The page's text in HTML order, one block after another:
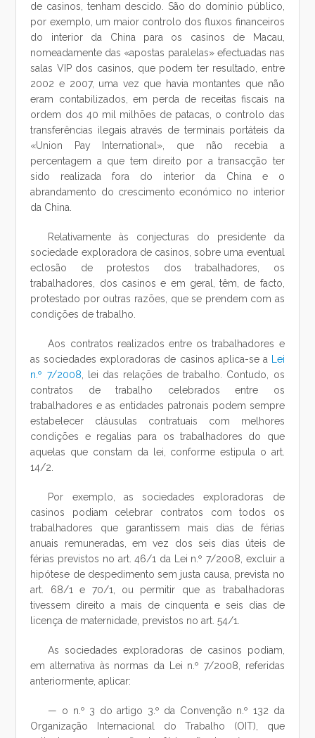
de casinos, tenham descido. São do domínio público,
por exemplo, um maior controlo dos fluxos financeiros
do interior da China para os casinos de Macau,
nomeadamente das «apostas paralelas» efectuadas nas
salas VIP dos casinos, que podem ter resultado, entre
2002 e 2007, uma vez que havia montantes que não
eram contabilizados, em perda de receitas fiscais na
ordem dos 40 mil milhões de patacas, o controlo das
transferências ilegais através de terminais portáteis da
«Union Pay International», que não recebia a
percentagem a que tem direito por a transacção ter
sido realizada fora do interior da China e o
abrandamento do crescimento económico no interior
da China.
Relativamente às conjecturas do presidente da
sociedade exploradora de casinos, sobre uma eventual
eclosão de protestos dos trabalhadores, os
trabalhadores, dos casinos e em geral, têm, de facto,
protestado por outras razões, que se prendem com as
condições de trabalho.
Aos contratos realizados entre os trabalhadores e
as sociedades exploradoras de casinos aplica-se a
Lei
n.º 7/2008 , lei das relações de trabalho. Contudo, os
contratos de trabalho celebrados entre os
trabalhadores e as entidades patronais podem sempre
estabelecer cláusulas contratuais com melhores
condições e regalias para os trabalhadores do que
aquelas que constam da lei, conforme estipula o art.
14/2.
Por exemplo, as sociedades exploradoras de
casinos podiam celebrar contratos com todos os
trabalhadores que garantissem mais dias de férias
anuais remuneradas, em vez dos seis dias úteis de
férias previstos no art. 46/1 da Lei n.º 7/2008, excluir a
hipótese de despedimento sem justa causa, prevista no
art. 68/1 e 70/1, ou permitir que as trabalhadoras
tivessem direito a mais de cinquenta e seis dias de
licença de maternidade, previstos no art. 54/1.
As sociedades exploradoras de casinos podiam,
em alternativa às normas da Lei n.º 7/2008, referidas
anteriormente, aplicar:
— o n.º 3 do artigo 3.º da Convenção n.º 132 da
Organização Internacional do Trabalho (OIT), que